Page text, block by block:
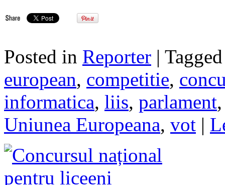
Posted in Reporter |
european, competitie,
informatica, liis, parlament
Uniunea Europeana, vot |